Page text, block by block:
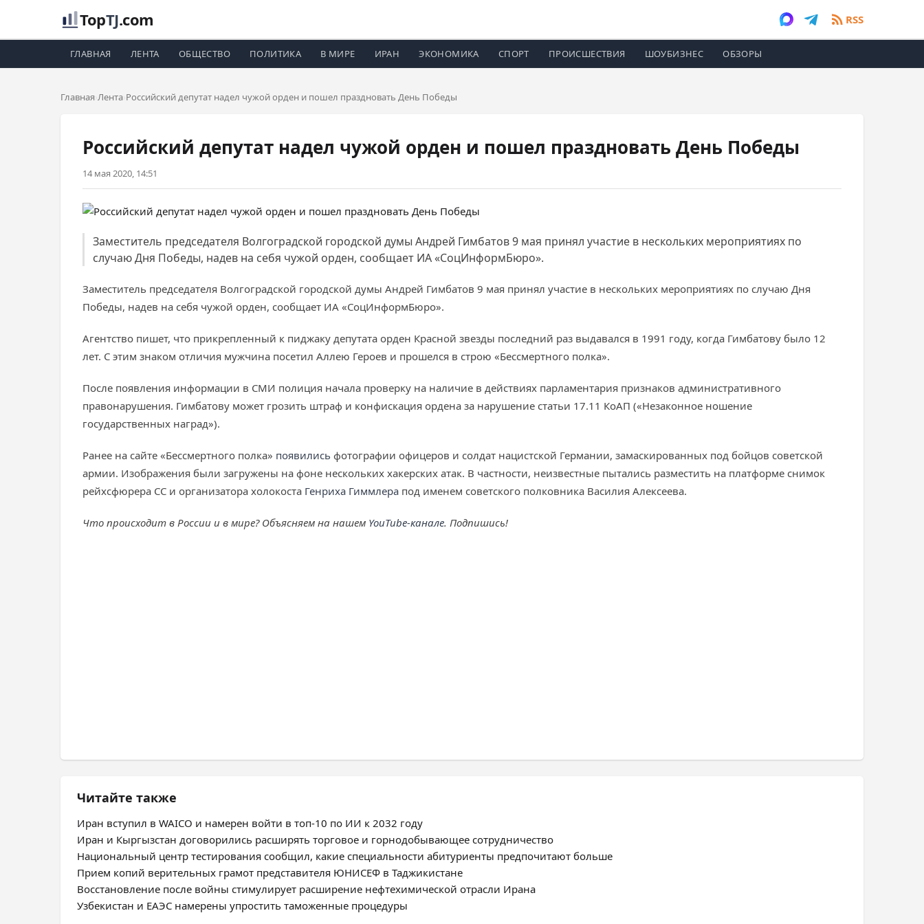
TopTJ.com RSS
ГЛАВНАЯ ЛЕНТА ОБЩЕСТВО ПОЛИТИКА В МИРЕ ИРАН ЭКОНОМИКА СПОРТ ПРОИСШЕСТВИЯ ШОУБИЗНЕС ОБЗОРЫ
Главная Лента Российский депутат надел чужой орден и пошел праздновать День Победы
Российский депутат надел чужой орден и пошел праздновать День Победы
14 мая 2020, 14:51
Заместитель председателя Волгоградской городской думы Андрей Гимбатов 9 мая принял участие в нескольких мероприятиях по
случаю Дня Победы, надев на себя чужой орден, сообщает ИА «СоцИнформБюро».
Заместитель председателя Волгоградской городской думы Андрей Гимбатов 9 мая принял участие в нескольких мероприятиях по случаю Дня
Победы, надев на себя чужой орден, сообщает ИА «СоцИнформБюро».
Агентство пишет, что прикрепленный к пиджаку депутата орден Красной звезды последний раз выдавался в 1991 году, когда Гимбатову было 12
лет. С этим знаком отличия мужчина посетил Аллею Героев и прошелся в строю «Бессмертного полка».
После появления информации в СМИ полиция начала проверку на наличие в действиях парламентария признаков административного
правонарушения. Гимбатову может грозить штраф и конфискация ордена за нарушение статьи 17.11 КоАП («Незаконное ношение
государственных наград»).
Ранее на сайте «Бессмертного полка» появились фотографии офицеров и солдат нацистской Германии, замаскированных под бойцов советской
армии. Изображения были загружены на фоне нескольких хакерских атак. В частности, неизвестные пытались разместить на платформе снимок
рейхсфюрера СС и организатора холокоста Генриха Гиммлера под именем советского полковника Василия Алексеева.
Что происходит в России и в мире? Объясняем на нашем YouTube-канале. Подпишись!
Читайте также
Иран вступил в WAICO и намерен войти в топ-10 по ИИ к 2032 году
Иран и Кыргызстан договорились расширять торговое и горнодобывающее сотрудничество
Национальный центр тестирования сообщил, какие специальности абитуриенты предпочитают больше
Прием копий верительных грамот представителя ЮНИСЕФ в Таджикистане
Восстановление после войны стимулирует расширение нефтехимической отрасли Ирана
Узбекистан и ЕАЭС намерены упростить таможенные процедуры